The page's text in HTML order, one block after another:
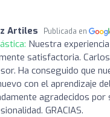
Artiles Publicada en
Nuestra
satisfactoria.
Ha conseguido que
con el aprendizaje
agradecidos por
GRACIAS.